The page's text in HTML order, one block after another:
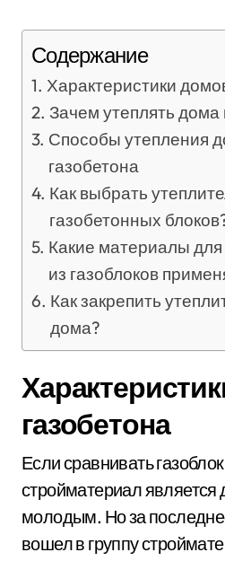
Содержание
Характеристики
Зачем утеплять дома
Способы утепления
газобетона
Как выбрать
газобетонных
Какие материалы
из газоблоков
Как закрепить
дома?
газобетона
Если сравнивать
стройматериал является
молодым. Но за
вошел в группу